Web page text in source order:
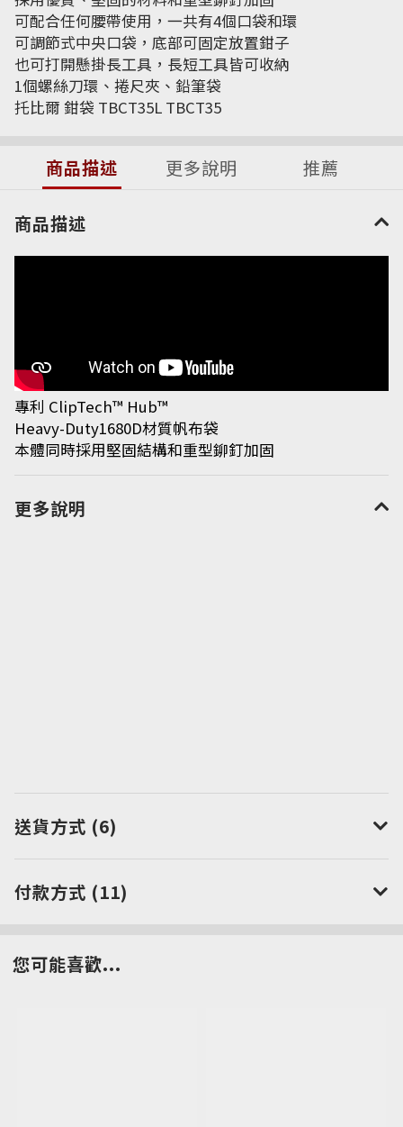
可配合任何腰帶使用，一共有4個口袋和環
可調節式中央口袋，底部可固定放置鉗子
也可打開懸掛長工具，長短工具皆可收納
1個螺絲刀環、捲尺夾、鉛筆袋
托比爾 鉗袋 TBCT35L TBCT35
商品描述 更多說明 推薦
商品描述
專利 ClipTech™ Hub™
Heavy-Duty1680D材質帆布袋
本體同時採用堅固結構和重型鉚釘加固
更多說明
送貨方式 (6)
付款方式 (11)
您可能喜歡...